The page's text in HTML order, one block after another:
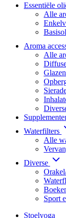
Essentiële
Alle
Aroma
Alle
Waterfilters
Alle
Diverse
Sport
Stoelyoga